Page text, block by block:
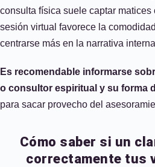
consulta física suele captar
sesión virtual favorece la
centrarse más en la narrativa
Es recomendable informarse
o consultor espiritual y su forma
para sacar provecho del
Cómo saber si un
correctamente tus